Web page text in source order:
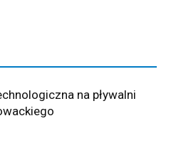
na pływalni